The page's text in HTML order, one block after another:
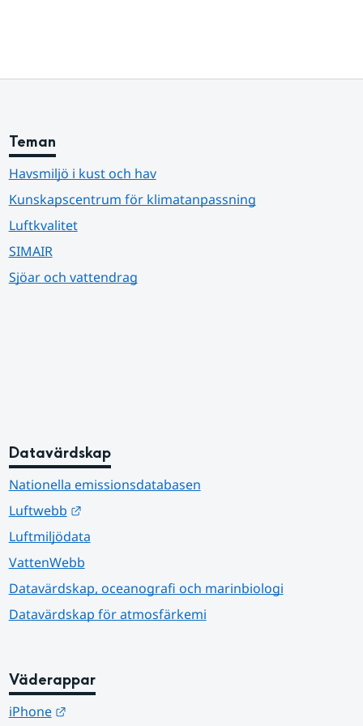
Teman
Havsmiljö i kust och hav
Kunskapscentrum för klimatanpassning
Luftkvalitet
SIMAIR
Sjöar och vattendrag
Datavärdskap
Nationella emissionsdatabasen
Luftwebb
Länk till annan webbplats.
Luftmiljödata
VattenWebb
Datavärdskap, oceanografi och marinbiologi
Datavärdskap för atmosfärkemi
Väderappar
iPhone Länk till annan webbplats.